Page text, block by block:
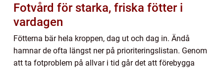
Fotvård för starka, friska fötter i
vardagen
Fötterna bär hela kroppen, dag ut och dag in. Ändå
hamnar de ofta längst ner på prioriteringslistan. Genom
att ta fotproblem på allvar i tid går det att förebygga